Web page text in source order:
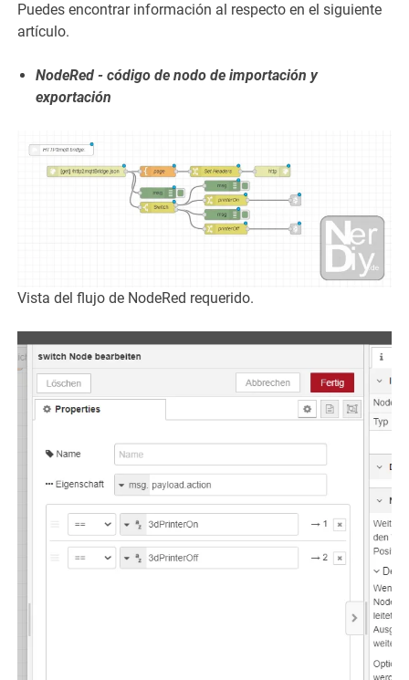
Puedes encontrar información al respecto en el siguiente
artículo.
NodeRed - código de nodo de importación y
exportación
Vista del flujo de NodeRed requerido.